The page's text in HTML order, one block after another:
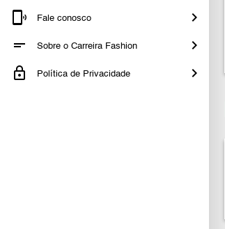
Fale conosco
Sobre o Carreira Fashion
Política de Privacidade